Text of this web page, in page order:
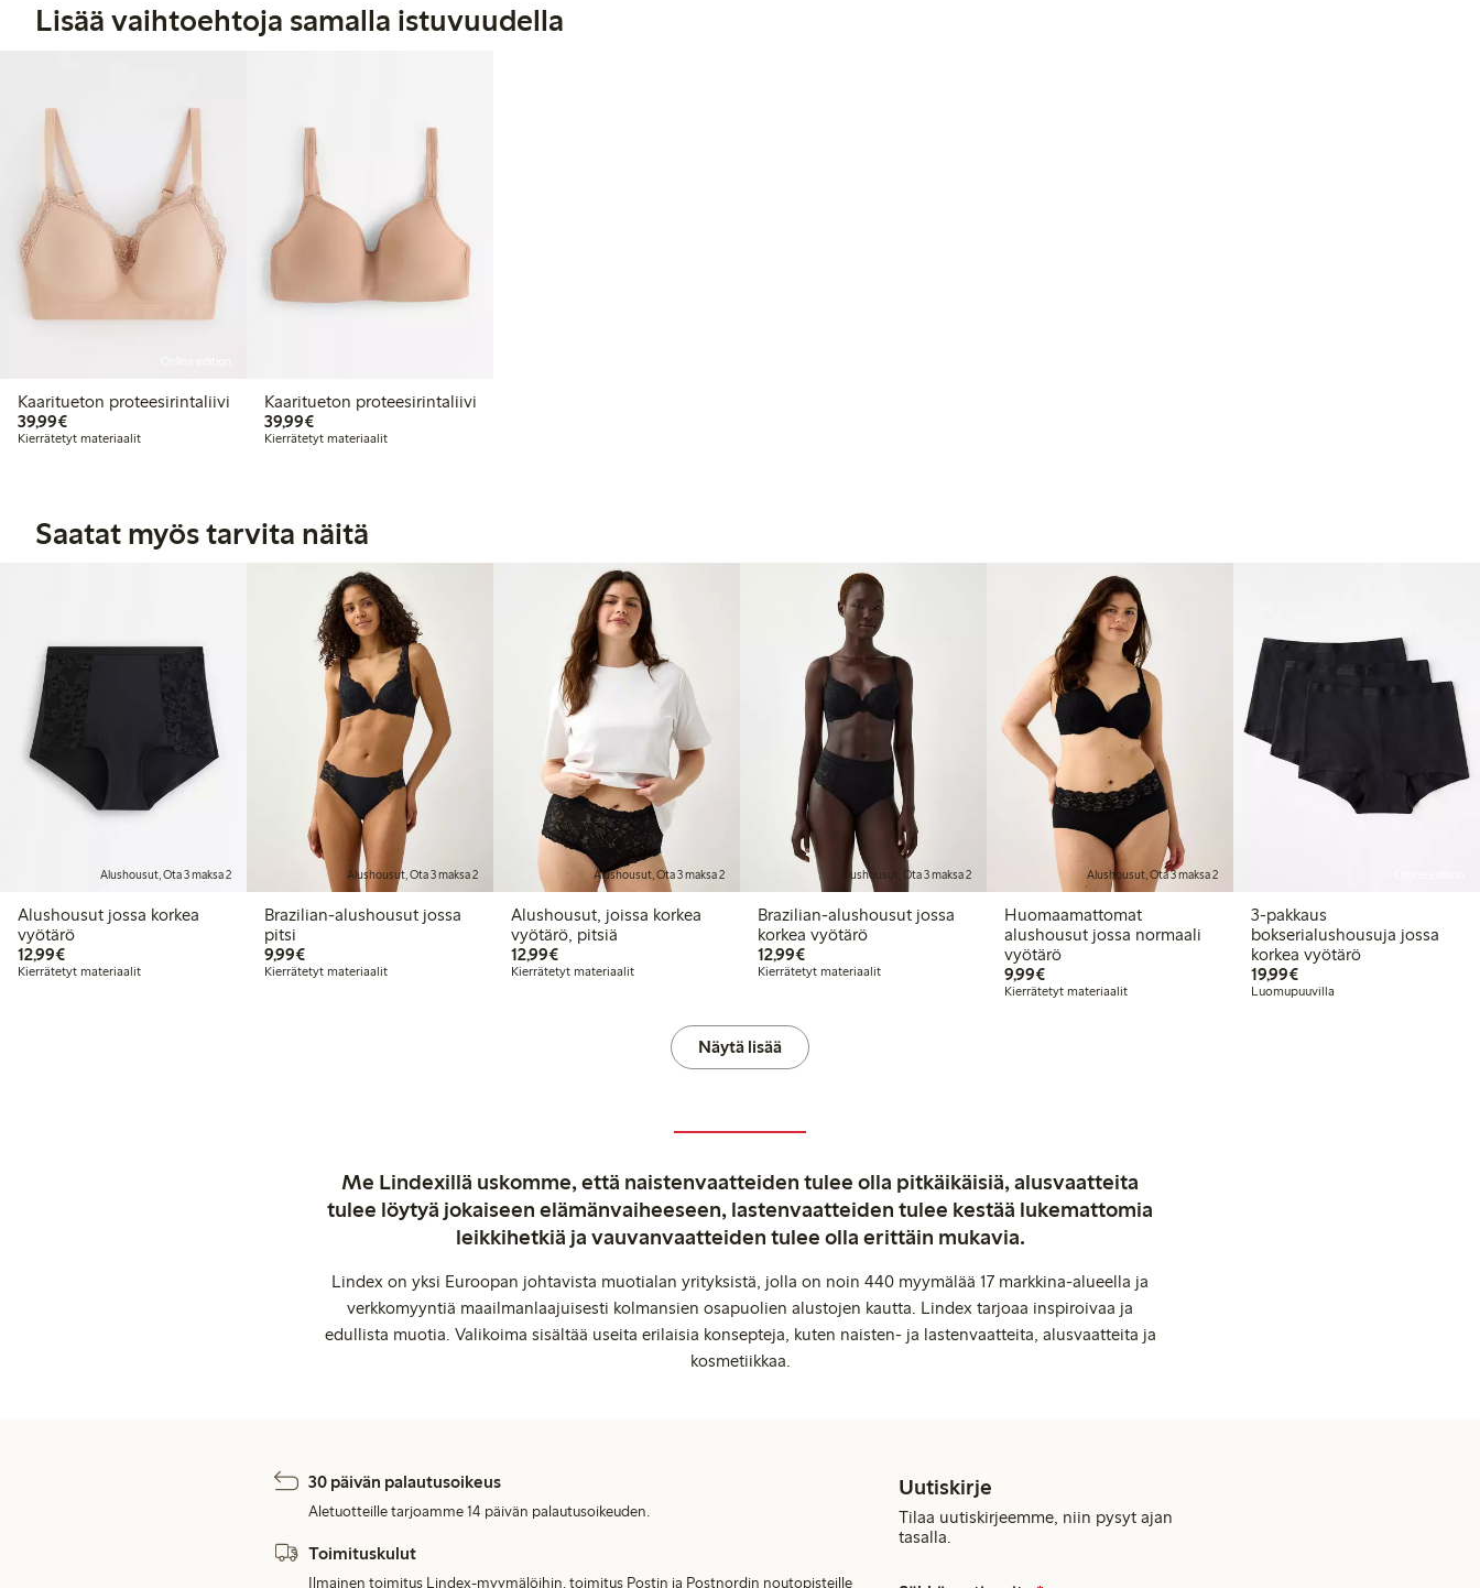
Lisää vaihtoehtoja samalla istuvuudella
Kaaritueton proteesirintaliivi
39,99€39,99 €
Kierrätetyt materiaalit
Kaaritueton proteesirintaliivi
39,99€39,99 €
Kierrätetyt materiaalit
Saatat myös tarvita näitä
Alushousut, Ota 3 maksa 2
Alushousut jossa korkea
vyötärö
12,99€12,99 €
Kierrätetyt materiaalit
Alushousut, Ota 3 maksa 2
Brazilian-alushousut jossa
pitsi
9,99€9,99 €
Kierrätetyt materiaalit
Alushousut, Ota 3 maksa 2
Alushousut, joissa korkea
vyötärö, pitsiä
12,99€12,99 €
Kierrätetyt materiaalit
Alushousut, Ota 3 maksa 2
Brazilian-alushousut jossa
korkea vyötärö
12,99€12,99 €
Kierrätetyt materiaalit
Alushousut, Ota 3 maksa 2
Huomaamattomat
alushousut jossa normaali
vyötärö
9,99€9,99 €
Kierrätetyt materiaalit
3-pakkaus
bokserialushousuja jossa
korkea vyötärö
19,99€19,99 €
Luomupuuvilla
Näytä lisää
Me Lindexillä uskomme, että naistenvaatteiden tulee olla pitkäikäisiä, alusvaatteita
tulee löytyä jokaiseen elämänvaiheeseen, lastenvaatteiden tulee kestää lukemattomia
leikkihetkiä ja vauvanvaatteiden tulee olla erittäin mukavia.
Lindex on yksi Euroopan johtavista muotialan yrityksistä, jolla on noin 440 myymälää 17 markkina-alueella ja
verkkomyyntiä maailmanlaajuisesti kolmansien osapuolien alustojen kautta. Lindex tarjoaa inspiroivaa ja
edullista muotia. Valikoima sisältää useita erilaisia konsepteja, kuten naisten- ja lastenvaatteita, alusvaatteita ja
kosmetiikkaa.
30 päivän palautusoikeus
Aletuotteille tarjoamme 14 päivän palautusoikeuden.
Toimituskulut
Ilmainen toimitus Lindex-myymälöihin, toimitus Postin ja Postnordin noutopisteille
Uutiskirje
Tilaa uutiskirjeemme, niin pysyt ajan
tasalla.